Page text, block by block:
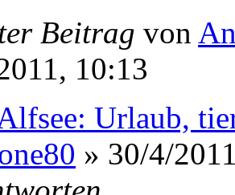
Beitrag von
10:13
Urlaub,
» 30/4/